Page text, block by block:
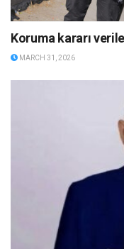
Koruma kararı
MARCH 31, 2026